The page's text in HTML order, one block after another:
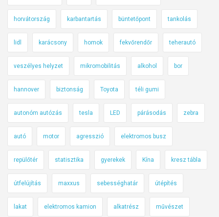
horvátország karbantartás büntetőpont tankolás
lidl karácsony homok fekvőrendőr teherautó
veszélyes helyzet mikromobilitás alkohol bor
hannover biztonság Toyota téli gumi
autonóm autózás tesla LED párásodás zebra
autó motor agresszió elektromos busz
repülőtér statisztika gyerekek Kína kresz tábla
útfelújítás maxxus sebességhatár útépítés
lakat elektromos kamion alkatrész művészet